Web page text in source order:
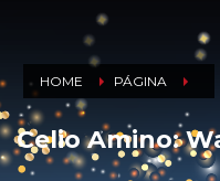
HOME PÁGINA
Celio Amino: